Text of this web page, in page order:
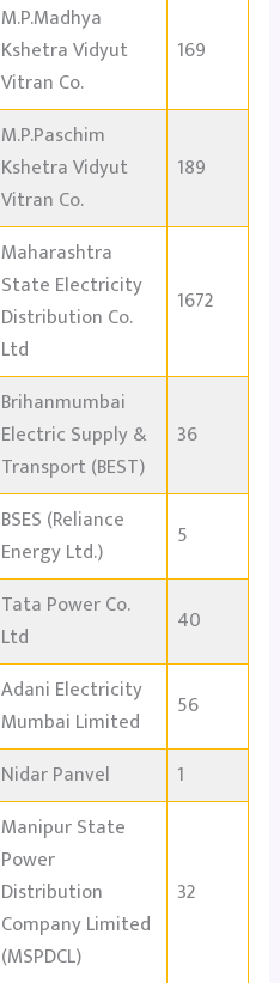
M.P.Madhya
Kshetra Vidyut
Vitran Co.
169
M.P.Paschim
Kshetra Vidyut
Vitran Co.
189
Maharashtra
State Electricity
Distribution Co.
Ltd
1672
Brihanmumbai
Electric Supply &
Transport (BEST)
36
BSES (Reliance
Energy Ltd.)
5
Tata Power Co.
Ltd
40
Adani Electricity
Mumbai Limited
56
Nidar Panvel 1
Manipur State
Power
Distribution
Company Limited
(MSPDCL)
32